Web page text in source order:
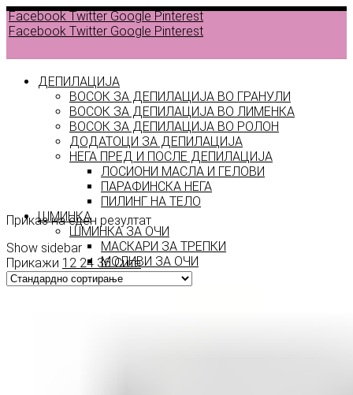
Facebook Twitter Google Pinterest
Facebook Twitter Google Pinterest
ДЕПИЛАЦИЈА
ВОСОК ЗА ДЕПИЛАЦИЈА ВО ГРАНУЛИ
ВОСОК ЗА ДЕПИЛАЦИЈА ВО ЛИМЕНКА
ВОСОК ЗА ДЕПИЛАЦИЈА ВО РОЛОН
ДОДАТОЦИ ЗА ДЕПИЛАЦИЈА
НЕГА ПРЕД И ПОСЛЕ ДЕПИЛАЦИЈА
ЛОСИОНИ МАСЛА И ГЕЛОВИ
ПАРАФИНСКА НЕГА
ПИЛИНГ НА ТЕЛО
ШМИНКА
ШМИНКА ЗА ОЧИ
МАСКАРИ ЗА ТРЕПКИ
МОЛИВИ ЗА ОЧИ
СЕНКИ ЗА ОЧИ
ТУШ ЗА ОЧИ
bronzing
Приказ на еден резултат
Show sidebar
Прикажи 12 24 36 Сите